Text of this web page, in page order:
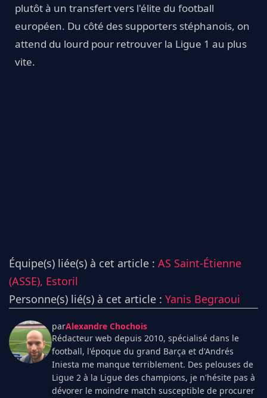
plutôt à un transfert vers l'élite du football
européen. Du côté des supporters stéphanois, on
attend du lourd pour retrouver la Ligue 1 au plus
vite.
Équipe(s) liée(s) à cet article : AS Saint-Étienne
(ASSE), Estoril
Personne(s) lié(s) à cet article : Yanis Begraoui
parAlexandre Chochois
Rédacteur web depuis 2010, spécialisé dans le
football, l'époque du grand Barça et d'Andrés
Iniesta me manque terriblement. Des pelouses de
Ligue 2 à la Ligue des champions, je n'hésite pas à
dévorer le moindre match susceptible de procurer